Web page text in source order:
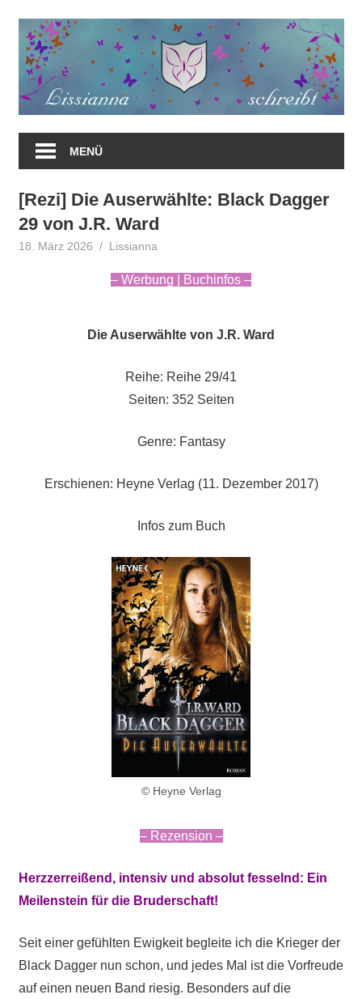
springen
MENÜ
[Rezi] Die Auserwählte: Black Dagger
29 von J.R. Ward
18. März 2026 Lissianna
– Werbung | Buchinfos –
Die Auserwählte von J.R. Ward
Reihe: Reihe 29/41
Seiten: 352 Seiten
Genre: Fantasy
Erschienen: Heyne Verlag (11. Dezember 2017)
Infos zum Buch
© Heyne Verlag
– Rezension –
Herzzerreißend, intensiv und absolut fesselnd: Ein
Meilenstein für die Bruderschaft!
Seit einer gefühlten Ewigkeit begleite ich die Krieger der
Black Dagger nun schon, und jedes Mal ist die Vorfreude
auf einen neuen Band riesig. Besonders auf die